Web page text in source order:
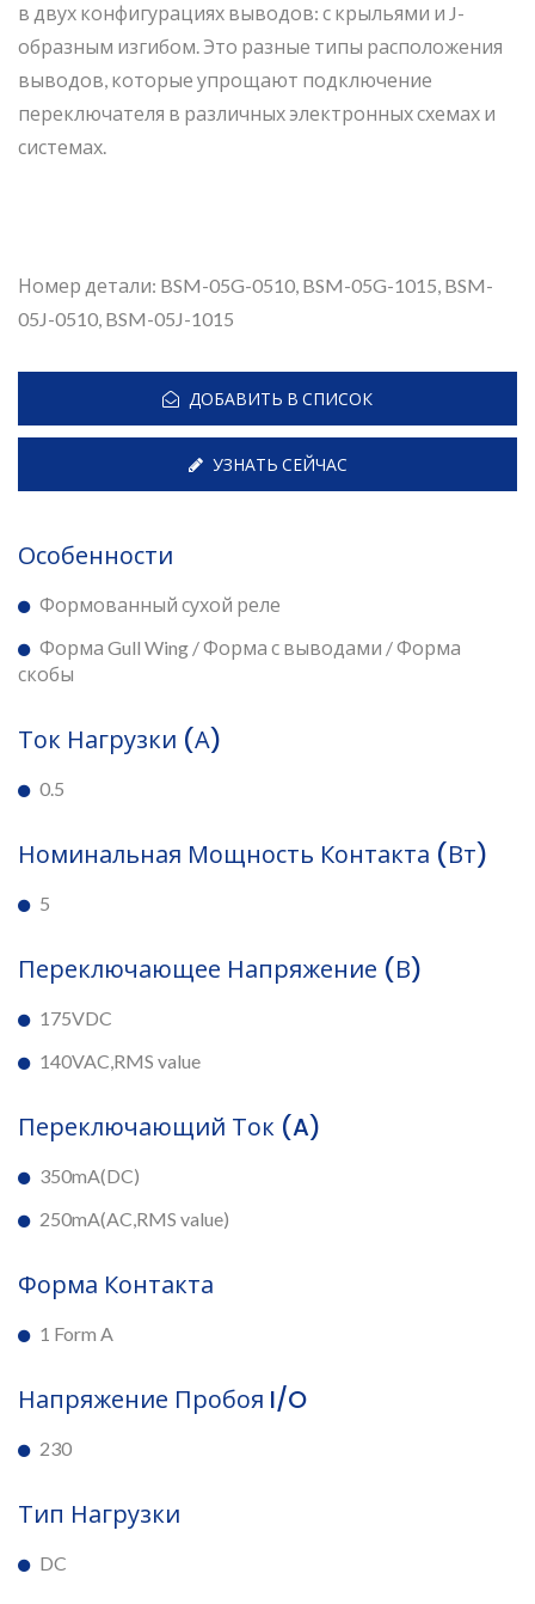
в двух конфигурациях выводов: с крыльями и J-
образным изгибом. Это разные типы расположения
выводов, которые упрощают подключение
переключателя в различных электронных схемах и
системах.
Номер детали: BSM-05G-0510, BSM-05G-1015, BSM-
05J-0510, BSM-05J-1015
ДОБАВИТЬ В СПИСОК
УЗНАТЬ СЕЙЧАС
Особенности
Формованный сухой реле
Форма Gull Wing / Форма с выводами / Форма
скобы
Ток Нагрузки (А)
0.5
Номинальная Мощность Контакта (Вт)
5
Переключающее Напряжение (В)
175VDC
140VAC,RMS value
Переключающий Ток (A)
350mA(DC)
250mA(AC,RMS value)
Форма Контакта
1 Form A
Напряжение Пробоя I/O
230
Тип Нагрузки
DC